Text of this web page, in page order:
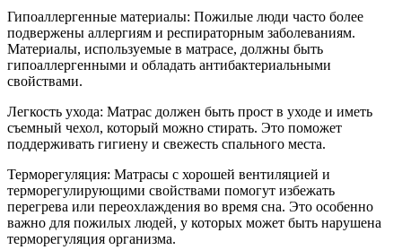
Гипоаллергенные материалы: Пожилые люди часто более
подвержены аллергиям и респираторным заболеваниям.
Материалы, используемые в матрасе, должны быть
гипоаллергенными и обладать антибактериальными
свойствами.
Легкость ухода: Матрас должен быть прост в уходе и иметь
съемный чехол, который можно стирать. Это поможет
поддерживать гигиену и свежесть спального места.
Терморегуляция: Матрасы с хорошей вентиляцией и
терморегулирующими свойствами помогут избежать
перегрева или переохлаждения во время сна. Это особенно
важно для пожилых людей, у которых может быть нарушена
терморегуляция организма.